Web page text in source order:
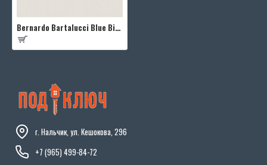
Bernardo Bartalucci Blue Bigi 5066-10
г. Нальчик, ул. Кешокова, 296
+7 (965) 499-84-72